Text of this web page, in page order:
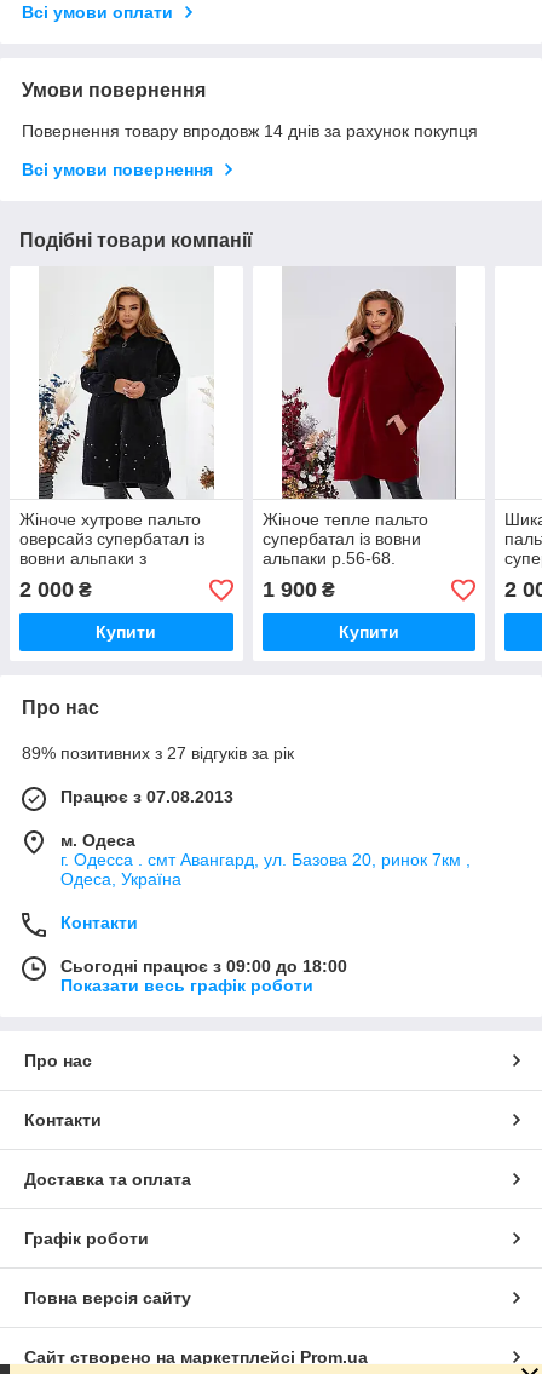
Всі умови оплати
Умови повернення
Повернення товару впродовж 14 днів за рахунок покупця
Всі умови повернення
Подібні товари компанії
Жіноче хутрове пальто
оверсайз супербатал із
вовни альпаки з
Арт-3658/39
2 000 ₴
Купити
Жіноче тепле пальто
супербатал із вовни
альпаки р.56-68.
1 900₴
Купити
2
Про нас
89% позитивних з 27 відгуків за рік
Працює з 07.08.2013
м. Одеса
г. Одесса . смт Авангард, ул. Базова 20, ринок 7км ,
Одеса, Україна
Контакти
Сьогодні працює з 09:00 до 18:00
Показати весь графік роботи
Про нас
Контакти
Доставка та оплата
Графік роботи
Повна версія сайту
Сайт створено на маркетплейсі Prom.ua